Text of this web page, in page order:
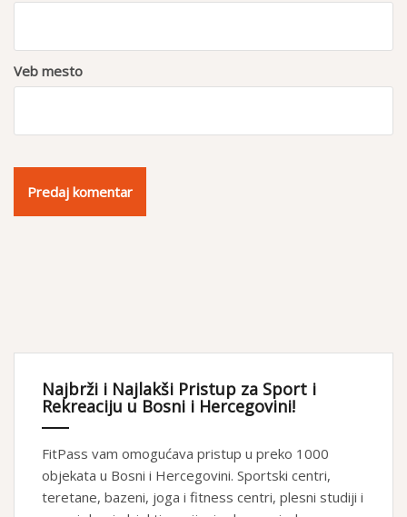
Veb mesto
Najbrži i Najlakši Pristup za Sport i
Rekreaciju u Bosni i Hercegovini!
FitPass vam omogućava pristup u preko 1000
objekata u Bosni i Hercegovini. Sportski centri,
teretane, bazeni, joga i fitness centri, plesni studiji i